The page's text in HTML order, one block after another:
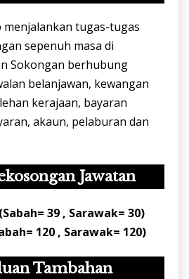
tugas-tugas
sepenuh masa di
Sokongan berhubung
belanjawan, kewangan
kerajaan, bayaran
akaun, pelaburan dan
Jawatan
39 , Sarawak= 30)
120 , Sarawak= 120)
Tambahan